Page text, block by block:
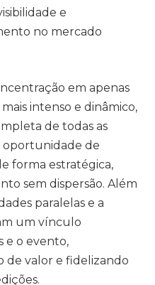
e
no mercado
em apenas
intenso e dinâmico,
de todas as
oportunidade de
forma estratégica,
sem dispersão. Além
paralelas e a
um vínculo
e o evento,
de valor e fidelizando